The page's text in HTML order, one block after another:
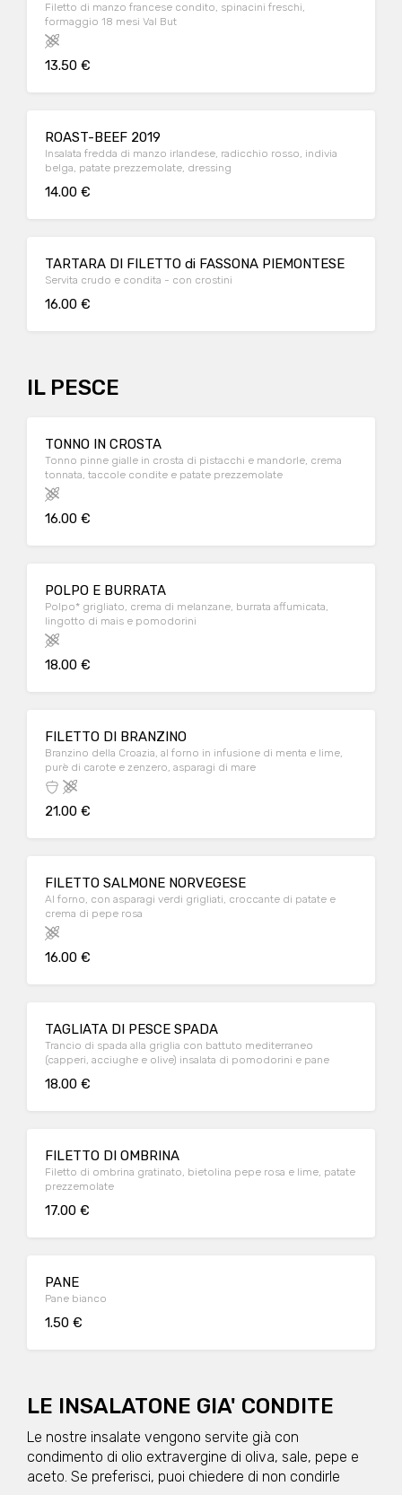
Filetto di manzo francese condito, spinacini freschi,
formaggio 18 mesi Val But
13.50 €
ROAST-BEEF 2019
Insalata fredda di manzo irlandese, radicchio rosso, indivia
belga, patate prezzemolate, dressing
14.00 €
TARTARA DI FILETTO di FASSONA PIEMONTESE
Servita crudo e condita - con crostini
16.00 €
IL PESCE
TONNO IN CROSTA
Tonno pinne gialle in crosta di pistacchi e mandorle, crema
tonnata, taccole condite e patate prezzemolate
16.00 €
POLPO E BURRATA
Polpo* grigliato, crema di melanzane, burrata affumicata,
lingotto di mais e pomodorini
18.00 €
FILETTO DI BRANZINO
Branzino della Croazia, al forno in infusione di menta e lime,
purè di carote e zenzero, asparagi di mare
21.00 €
FILETTO SALMONE NORVEGESE
Al forno, con asparagi verdi grigliati, croccante di patate e
crema di pepe rosa
16.00 €
TAGLIATA DI PESCE SPADA
Trancio di spada alla griglia con battuto mediterraneo
(capperi, acciughe e olive) insalata di pomodorini e pane
18.00 €
FILETTO DI OMBRINA
Filetto di ombrina gratinato, bietolina pepe rosa e lime, patate
prezzemolate
17.00 €
PANE
Pane bianco
1.50 €
LE INSALATONE GIA' CONDITE
Le nostre insalate vengono servite già con
condimento di olio extravergine di oliva, sale, pepe e
aceto. Se preferisci, puoi chiedere di non condirle